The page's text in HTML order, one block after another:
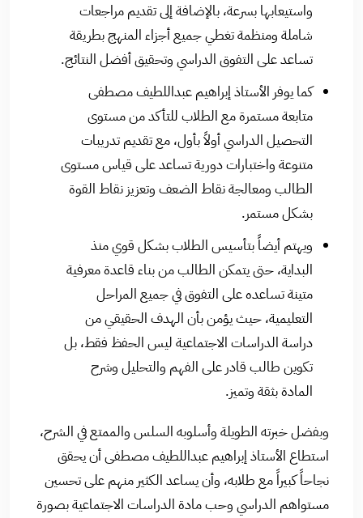
واستيعابها بسرعة، بالإضافة إلى تقديم مراجعات
شاملة ومنظمة تغطي جميع أجزاء المنهج بطريقة
تساعد على التفوق الدراسي وتحقيق أفضل النتائج.
كما يوفر الأستاذ إبراهيم عبداللطيف مصطفى
متابعة مستمرة مع الطلاب للتأكد من مستوى
التحصيل الدراسي أولاً بأول، مع تقديم تدريبات
متنوعة واختبارات دورية تساعد على قياس مستوى
الطالب ومعالجة نقاط الضعف وتعزيز نقاط القوة
بشكل مستمر.
ويهتم أيضاً بتأسيس الطلاب بشكل قوي منذ
البداية، حتى يتمكن الطالب من بناء قاعدة معرفية
متينة تساعده على التفوق في جميع المراحل
التعليمية، حيث يؤمن بأن الهدف الحقيقي من
دراسة الدراسات الاجتماعية ليس الحفظ فقط، بل
تكوين طالب قادر على الفهم والتحليل وشرح
المادة بثقة وتميز.
وبفضل خبرته الطويلة وأسلوبه السلس والممتع في الشرح،
استطاع الأستاذ إبراهيم عبداللطيف مصطفى أن يحقق
نجاحاً كبيراً مع طلابه، وأن يساعد الكثير منهم على تحسين
مستواهم الدراسي وحب مادة الدراسات الاجتماعية بصورة